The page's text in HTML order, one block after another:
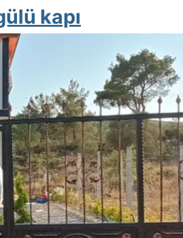
kapı